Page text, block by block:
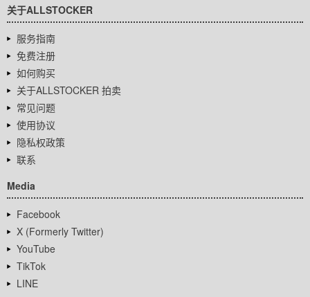
关于ALLSTOCKER
服务指南
免费注册
如何购买
关于ALLSTOCKER 拍卖
常见问题
使用协议
隐私权政策
联系
Media
Facebook
X (Formerly Twitter)
YouTube
TikTok
LINE